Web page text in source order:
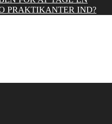
PRAKTIKANTER IND?